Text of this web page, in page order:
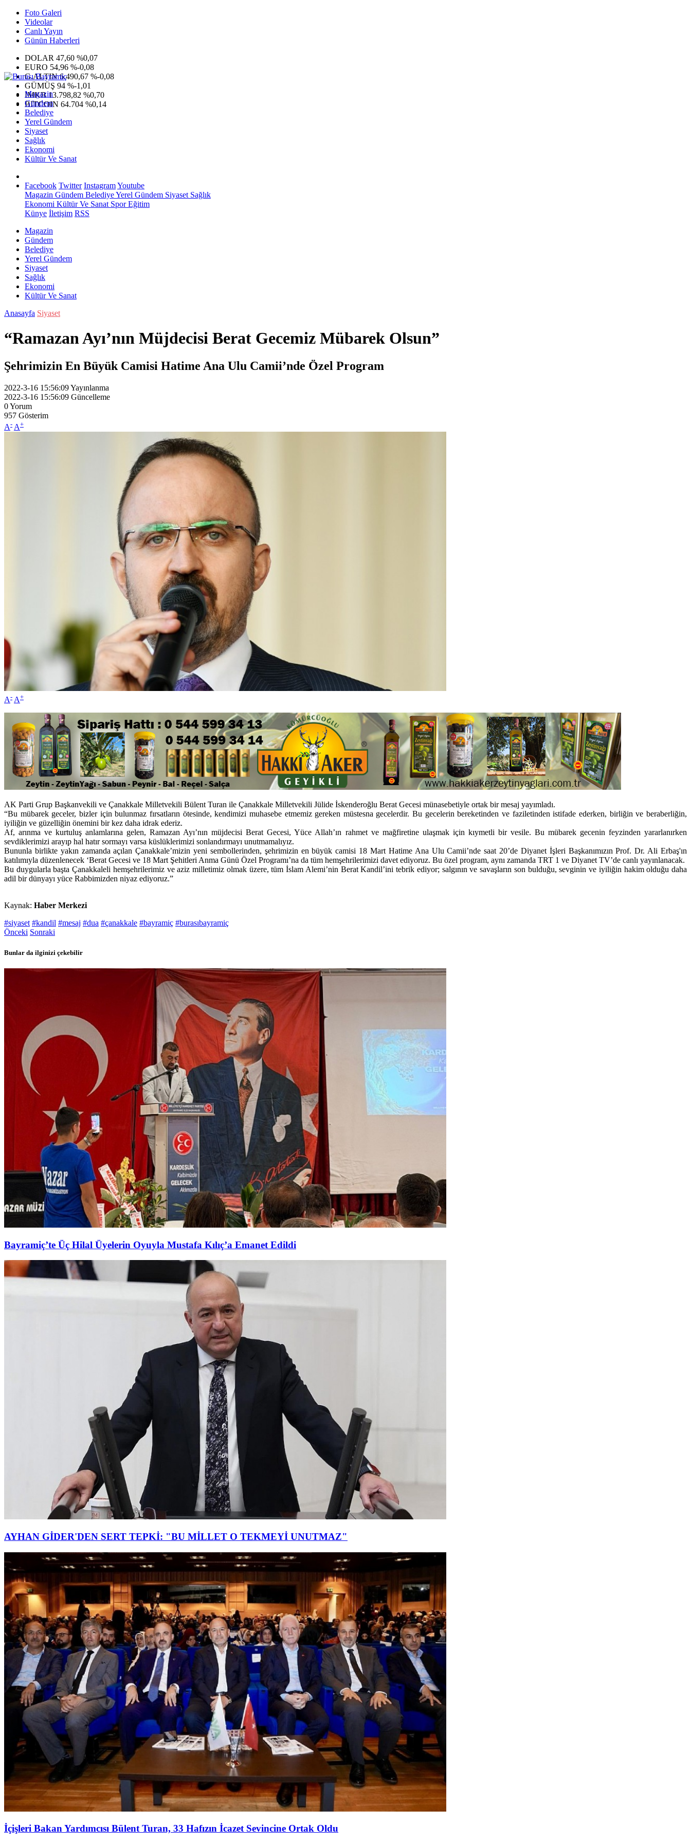
Foto Galeri
Videolar
Canlı Yayın
Günün Haberleri
DOLAR 47,60 %0,07
EURO 54,96 %-0,08
G.ALTIN6.490,67 %-0,08
GÜMÜŞ 94 %-1,01
IMKB13.798,82 %0,70
BITCOIN 64.704 %0,14
Magazin
Gündem
Belediye
Yerel Gündem
Siyaset
Sağlık
Ekonomi
Kültür Ve Sanat
Facebook Twitter InstagramYoutube
Magazin Gündem BelediyeYerel Gündem Siyaset Sağlık
Ekonomi Kültür Ve Sanat SporEğitim
Künye İletişim RSS
Magazin
Gündem
Belediye
Yerel Gündem
Siyaset
Sağlık
Ekonomi
Kültür Ve Sanat
Anasayfa Siyaset
“Ramazan Ayı’nın Müjdecisi Berat Gecemiz Mübarek Olsun”
Şehrimizin En Büyük Camisi Hatime Ana Ulu Camii’nde Özel Program
2022-3-16 15:56:09Yayınlanma
2022-3-16 15:56:09 Güncelleme
0Yorum
957 Gösterim
A- A+
A- A+
AK Parti Grup Başkanvekili ve Çanakkale Milletvekili Bülent Turan ile Çanakkale Milletvekili Jülide İskenderoğlu Berat Gecesi münasebetiyle ortak bir mesaj yayımladı.
“Bu mübarek geceler, bizler için bulunmaz fırsatların ötesinde, kendimizi muhasebe etmemiz gereken müstesna gecelerdir. Bu gecelerin bereketinden ve faziletinden istifade ederken, birliğin ve beraberliğin,
iyiliğin ve güzelliğin önemini bir kez daha idrak ederiz.
Af, arınma ve kurtuluş anlamlarına gelen, Ramazan Ayı’nın müjdecisi Berat Gecesi, Yüce Allah’ın rahmet ve mağfiretine ulaşmak için kıymetli bir vesile. Bu mübarek gecenin feyzinden yararlanırken
sevdiklerimizi arayıp hal hatır sormayı varsa küslüklerimizi sonlandırmayı unutmamalıyız.
Bununla birlikte yakın zamanda açılan Çanakkale’mizin yeni sembollerinden, şehrimizin en büyük camisi 18 Mart Hatime Ana Ulu Camii’nde saat 20’de Diyanet İşleri Başkanımızın Prof. Dr. Ali Erbaş'ın
katılımıyla düzenlenecek ‘Berat Gecesi ve 18 Mart Şehitleri Anma Günü Özel Programı’na da tüm hemşehrilerimizi davet ediyoruz. Bu özel program, aynı zamanda TRT 1 ve Diyanet TV’de canlı yayınlanacak.
Bu duygularla başta Çanakkaleli hemşehrilerimiz ve aziz milletimiz olmak üzere, tüm İslam Alemi’nin Berat Kandil’ini tebrik ediyor; salgının ve savaşların son bulduğu, sevginin ve iyiliğin hakim olduğu daha
adil bir dünyayı yüce Rabbimizden niyaz ediyoruz.”
Kaynak: Haber Merkezi
#siyaset #kandil #mesaj #dua #çanakkale #bayramiç #burasıbayramiç
Önceki Sonraki
Bunlar da ilginizi çekebilir
Bayramiç’te Üç Hilal Üyelerin Oyuyla Mustafa Kılıç’a Emanet Edildi
AYHAN GİDER'DEN SERT TEPKİ: "BU MİLLET O TEKMEYİ UNUTMAZ"
İçişleri Bakan Yardımcısı Bülent Turan, 33 Hafızın İcazet Sevincine Ortak Oldu